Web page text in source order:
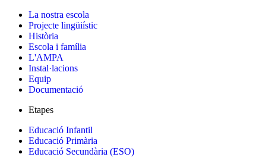
La nostra escola
Projecte lingüiístic
Història
Escola i família
L'AMPA
Instal·lacions
Equip
Documentació
Etapes
Educació Infantil
Educació Primària
Educació Secundària (ESO)